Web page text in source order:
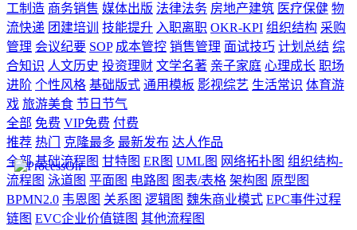
工制造 商务销售 媒体出版 法律法务 房地产建筑 医疗保健 物
流快递 团建培训 技能提升 入职离职 OKR-KPI 组织结构 采购
管理 会议纪要 SOP 成本管控 销售管理 面试技巧 计划总结 综
合知识 人文历史 投资理财 文学名著 亲子家庭 心理成长 职场
进阶 个性风格 基础版式 通用模板 影视综艺 生活常识 体育游
戏 旅游美食 节日节气
全部 免费 VIP免费 付费
推荐 热门 克隆最多 最新发布 达人作品
全部 基础流程图 甘特图 ER图 UML图 网络拓扑图 组织结构-
流程图 泳道图 平面图 电路图 图表/表格 架构图 原型图
BPMN2.0 韦恩图 关系图 逻辑图 魏朱商业模式 EPC事件过程
链图 EVC企业价值链图 其他流程图